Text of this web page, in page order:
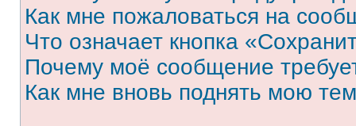
Как мне пожаловаться на
Что означает кнопка
Почему моё сообщение
Как мне вновь поднять мою